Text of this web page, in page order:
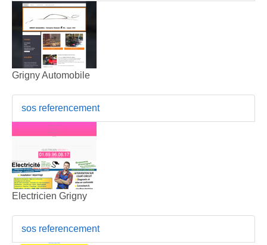
Grigny Automobile
sos referencement
Electricien Grigny
sos referencement